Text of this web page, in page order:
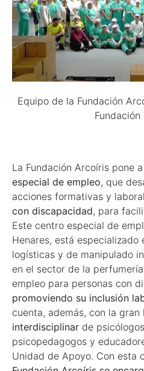
Equipo de la Fundación
Fundación
La Fundación Arcoíris pone
especial de empleo, que
acciones formativas y
con discapacidad, para
Este centro especial de
Henares, está especializado
logísticas y de manipulado
en el sector de la
empleo para personas con
promoviendo su inclusión
cuenta, además, con la gran
interdisciplinar de
psicopedagogos y
Unidad de Apoyo. Con esta